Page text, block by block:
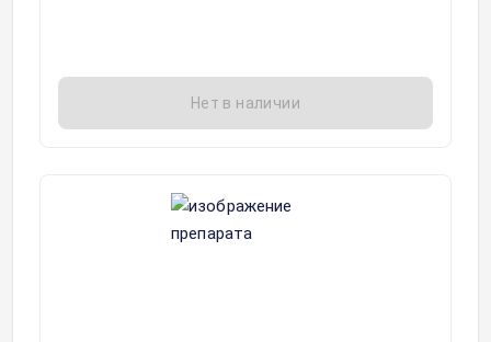
Нет в наличии